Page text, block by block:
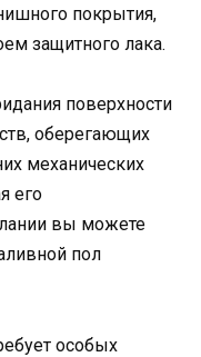
покрытия,
защитного лака.
поверхности
оберегающих
механических
его
вы можете
пол
особых